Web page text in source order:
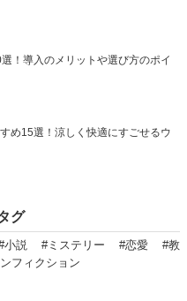
！導入のメリットや選び方のポイ
め15選！涼しく快適にすごせるウ
グ
小説 #ミステリー #恋愛
#教
フィクション